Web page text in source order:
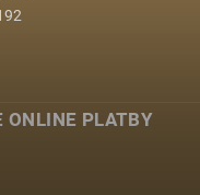
ONLINE PLATBY